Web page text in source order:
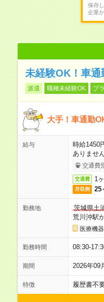
保存
企業
未経験OK！車
派遣 職種未経験OK ブ
大手！車通勤
給与
時給1450
ありませ
交通費
交通費 1
月収例 25
勤務地
茨城県土
荒川沖駅
医療機
勤務時間 08:30-
期間 2026年
特徴 履歴書不